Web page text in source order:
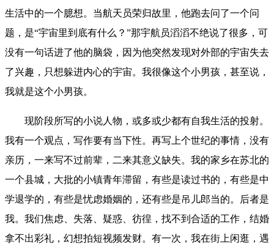
生活中的一个臆想。当航天员荣归故里，他跑去问了一个问
题，是“宇宙里到底有什么？”那宇航员滔滔不绝说了很多，可
没有一句话进了他的脑袋，因为他突然发现对外部的宇宙失去
了兴趣，只想躲进内心的宇宙。我很像这个小男孩，甚至说，
我就是这个小男孩。
现阶段所写的小说人物，或多或少都有自我生活的投射。
我有一个观点，写作要有当下性。再写上个世纪的事情，没有
亲历，一来写不过前辈，二来其意义缺失。我的家乡在苏北的
一个县城，大批的小镇青年滞留，有些是读过书的，有些是中
学退学的，有些是忧虑婚姻的，还有些是吊儿郎当的。后者是
我。我们焦虑、失落、疑惑、彷徨，找不到合适的工作，结婚
拿不出彩礼，幻想拍短视频发财。有一次，我在街上闲逛，遇